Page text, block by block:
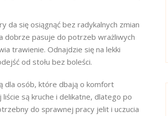
da się osiągnąć bez radykalnych zmian
dobrze pasuje do potrzeb wrażliwych
trawienie. Odnajdzie się na lekki
od stołu bez boleści.
dla osób, które dbają o komfort
są kruche i delikatne, dlatego po
do sprawnej pracy jelit i uczucia